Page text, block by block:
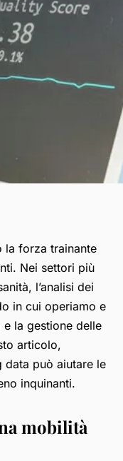
data
più
la forza trainante
Nei settori più
l’analisi dei
in cui operiamo e
e la gestione delle
articolo,
data può aiutare le
inquinanti.
mobilità